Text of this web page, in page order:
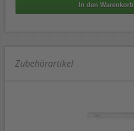
In den Warenkorb
Zubehörartikel